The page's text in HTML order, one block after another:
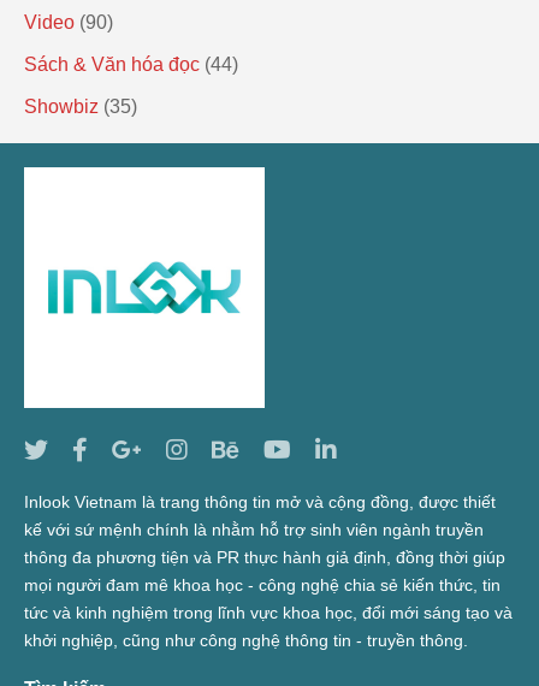
Video (90)
Sách & Văn hóa đọc (44)
Showbiz (35)
Inlook Vietnam là trang thông tin mở và cộng đồng, được thiết
kế với sứ mệnh chính là nhằm hỗ trợ sinh viên ngành truyền
thông đa phương tiện và PR thực hành giả định, đồng thời giúp
mọi người đam mê khoa học - công nghệ chia sẻ kiến thức, tin
tức và kinh nghiệm trong lĩnh vực khoa học, đổi mới sáng tạo và
khởi nghiệp, cũng như công nghệ thông tin - truyền thông.